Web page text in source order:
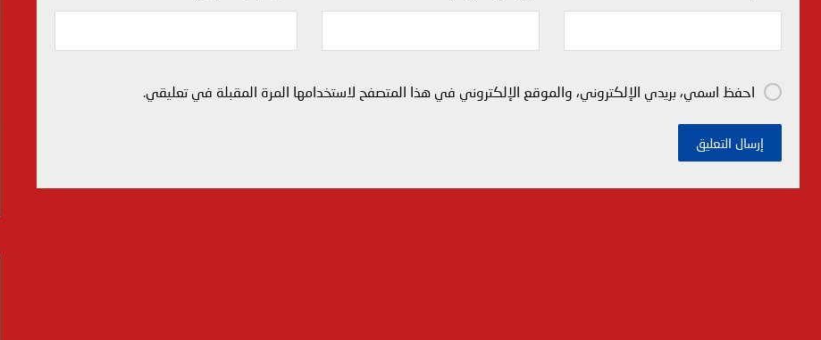
احفظ اسمي، بريدي الإلكتروني، والموقع الإلكتروني في هذا المتصفح لاستخدامها المرة المقبلة في تعليقي.
إرسال التعليق